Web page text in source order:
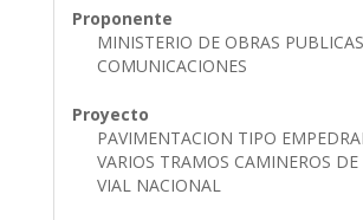
Proponente
MINISTERIO DE OBRAS
COMUNICACIONES
Proyecto
PAVIMENTACION TIPO
VARIOS TRAMOS CAMINEROS DE
VIAL NACIONAL